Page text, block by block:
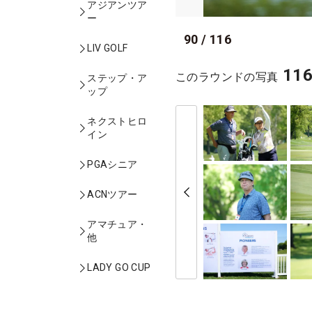
アジアンツア
ー
LIV GOLF
ステップ・ア
ップ
ネクストヒロ
イン
PGAシニア
ACNツアー
アマチュア・
他
LADY GO CUP
90 / 116
このラウンドの写真